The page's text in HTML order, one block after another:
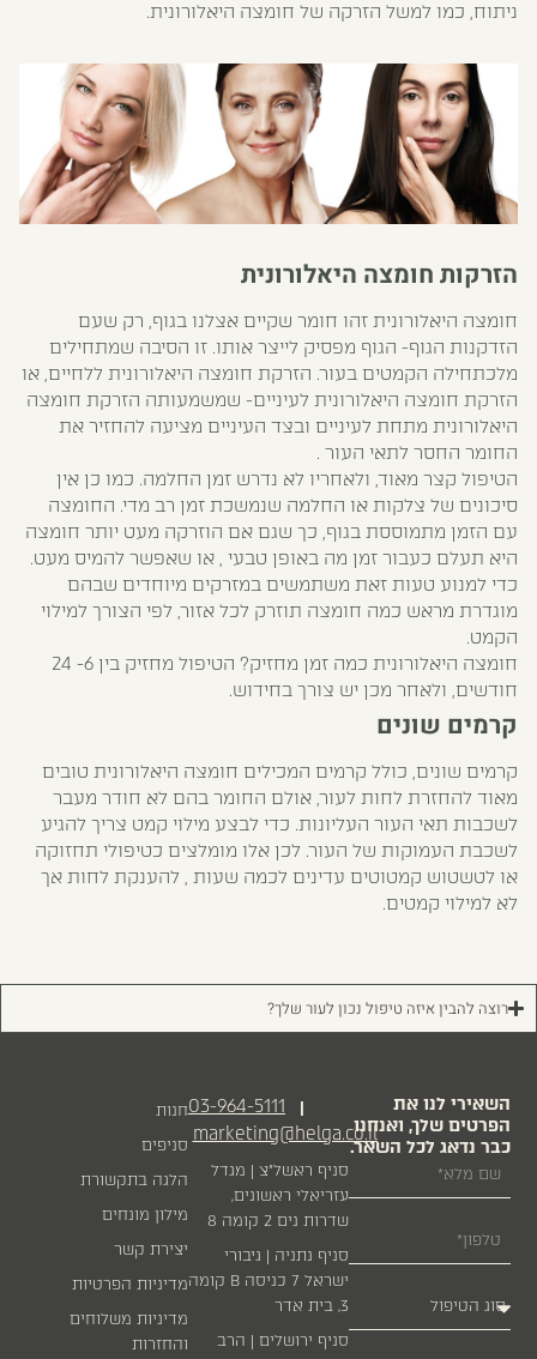
ניתוח, כמו למשל הזרקה של חומצה היאלורונית.
הזרקות חומצה היאלורונית
חומצה היאלורונית זהו חומר שקיים אצלנו בגוף, רק שעם
הזדקנות הגוף- הגוף מפסיק לייצר אותו. זו הסיבה שמתחילים
מלכתחילה הקמטים בעור. הזרקת חומצה היאלורונית ללחיים, או
הזרקת חומצה היאלורונית לעיניים- שמשמעותה הזרקת חומצה
היאלורונית מתחת לעיניים ובצד העיניים מציעה להחזיר את
החומר החסר לתאי העור .
הטיפול קצר מאוד, ולאחריו לא נדרש זמן החלמה. כמו כן אין
סיכונים של צלקות או החלמה שנמשכת זמן רב מדי. החומצה
עם הזמן מתמוססת בגוף, כך שגם אם הוזרקה מעט יותר חומצה
היא תעלם כעבור זמן מה באופן טבעי , או שאפשר להמיס מעט.
כדי למנוע טעות זאת משתמשים במזרקים מיוחדים שבהם
מוגדרת מראש כמה חומצה תוזרק לכל אזור, לפי הצורך למילוי
הקמט.
חומצה היאלורונית כמה זמן מחזיק? הטיפול מחזיק בין 6- 24
חודשים, ולאחר מכן יש צורך בחידוש.
קרמים שונים
קרמים שונים, כולל קרמים המכילים חומצה היאלורונית טובים
מאוד להחזרת לחות לעור, אולם החומר בהם לא חודר מעבר
לשכבות תאי העור העליונות. כדי לבצע מילוי קמט צריך להגיע
לשכבת העמוקות של העור. לכן אלו מומלצים כטיפולי תחזוקה
או לטשטוש קמטוטים עדינים לכמה שעות , להענקת לחות אך
לא למילוי קמטים.
רוצה להבין איזה טיפול נכון לעור שלך?
03-964-5111 |
marketing@helga.co.il
סניף ראשל״צ | מגדל
עזריאלי ראשונים,
שדרות נים 2 קומה 8
סניף נתניה | גיבורי
ישראל 7 כניסה B קומה
3, בית אדר
סניף ירושלים | הרב
חנות
סניפים
הלגה בתקשורת
מילון מונחים
יצירת קשר
מדיניות הפרטיות
מדיניות משלוחים
והחזרות
השאירי לנו את
הפרטים שלך, ואנחנו
כבר נדאג לכל השאר.